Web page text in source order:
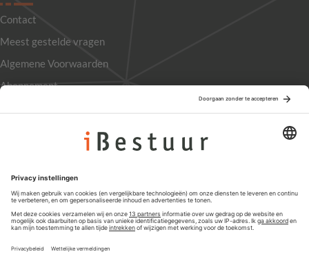
Contact
Meest gestelde vragen
Algemene Voorwaarden
Abonnement
Privacyinstellingen